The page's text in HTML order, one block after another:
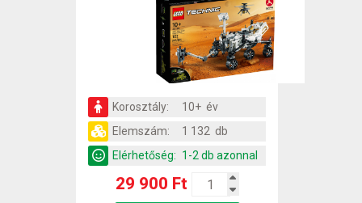
Korosztály:
10+ év
Elemszám:
1 132 db
Elérhetőség: 1-2 db azonnal
29 900 Ft